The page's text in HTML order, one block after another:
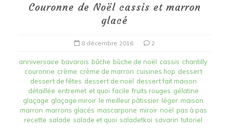
Couronne de Noël cassis et marron
glacé
8 décembre 2016 2
anniversaire bavarois bûche bûche de noël cassis chantilly
couronne crème crème de marron cuisines hop dessert
dessert de fêtes dessert de noël dessert fait maison
détaillée entremet et quoi facile fruits rouges gélatine
glaçage glaçage miroir le meilleur pâtissier léger maison
marron marrons glacés mascarpone miroir noël pas à pas
recette salade salade et quoi saladetkoi savarin tutoriel